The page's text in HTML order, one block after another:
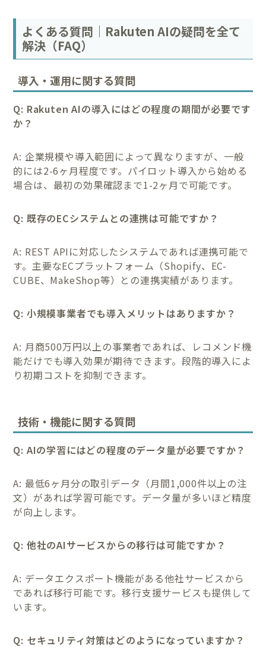
よくある質問｜Rakuten AIの疑問を全て
解決（FAQ）
導入・運用に関する質問
Q: Rakuten AIの導入にはどの程度の期間が必要です
か？
A: 企業規模や導入範囲によって異なりますが、一般
的には2-6ヶ月程度です。パイロット導入から始める
場合は、最初の効果確認まで1-2ヶ月で可能です。
Q: 既存のECシステムとの連携は可能ですか？
A: REST APIに対応したシステムであれば連携可能で
す。主要なECプラットフォーム（Shopify、EC-
CUBE、MakeShop等）との連携実績があります。
Q: 小規模事業者でも導入メリットはありますか？
A: 月商500万円以上の事業者であれば、レコメンド機
能だけでも導入効果が期待できます。段階的導入によ
り初期コストを抑制できます。
技術・機能に関する質問
Q: AIの学習にはどの程度のデータ量が必要ですか？
A: 最低6ヶ月分の取引データ（月間1,000件以上の注
文）があれば学習可能です。データ量が多いほど精度
が向上します。
Q: 他社のAIサービスからの移行は可能ですか？
A: データエクスポート機能がある他社サービスから
であれば移行可能です。移行支援サービスも提供して
います。
Q: セキュリティ対策はどのようになっていますか？